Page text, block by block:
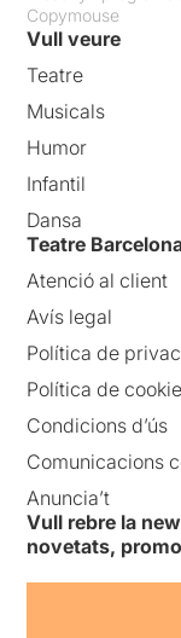
Copymouse
Vull veure
Teatre
Musicals
Humor
Infantil
Dansa
Teatre
Atenció al client
Avís legal
Política de
Política de
Condicions d’ús
Comunicacions
Anuncia’t
Vull rebre la
novetats,